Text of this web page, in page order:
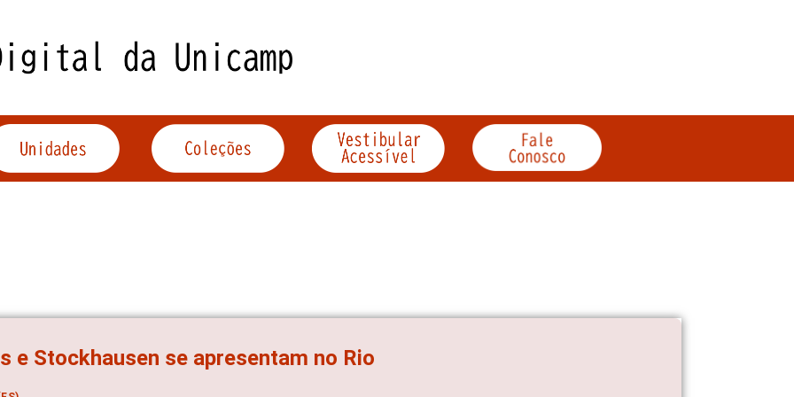
e Stockhausen se apresentam no Rio